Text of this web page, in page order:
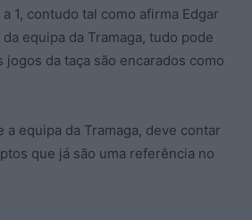
1, contudo tal como afirma Edgar
equipa da Tramaga, tudo pode
jogos da taça são encarados como
a equipa da Tramaga, deve contar
que já são uma referência no